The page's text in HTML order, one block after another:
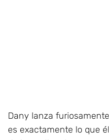
Dany lanza
es exactamente lo que